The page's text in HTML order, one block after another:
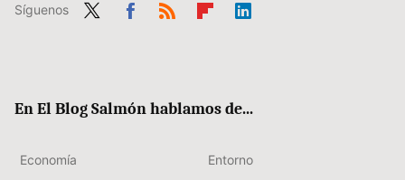
Síguenos
En El Blog Salmón hablamos de...
Economía Entorno